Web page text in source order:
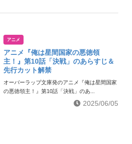
アニメ
アニメ『俺は星間国家の悪徳領
主！』第10話「決戦」のあらすじ＆
先行カット解禁
オーバーラップ文庫発のアニメ『俺は星間国家
の悪徳領主！』第10話「決戦」のあ...
2025/06/05